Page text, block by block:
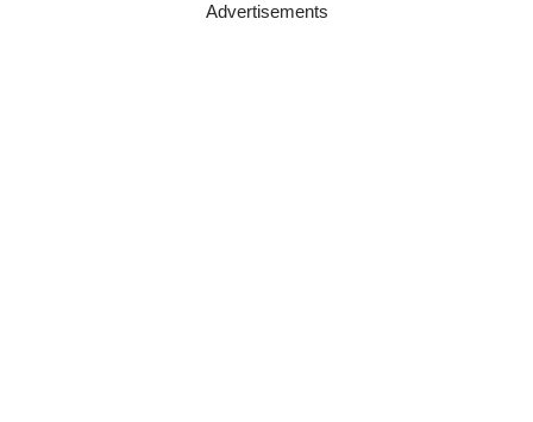
Advertisements